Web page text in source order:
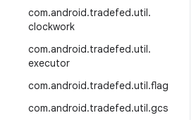
com.android.tradefed.util.
clockwork
com.android.tradefed.util.
executor
com.android.tradefed.util.flag
com.android.tradefed.util.gcs